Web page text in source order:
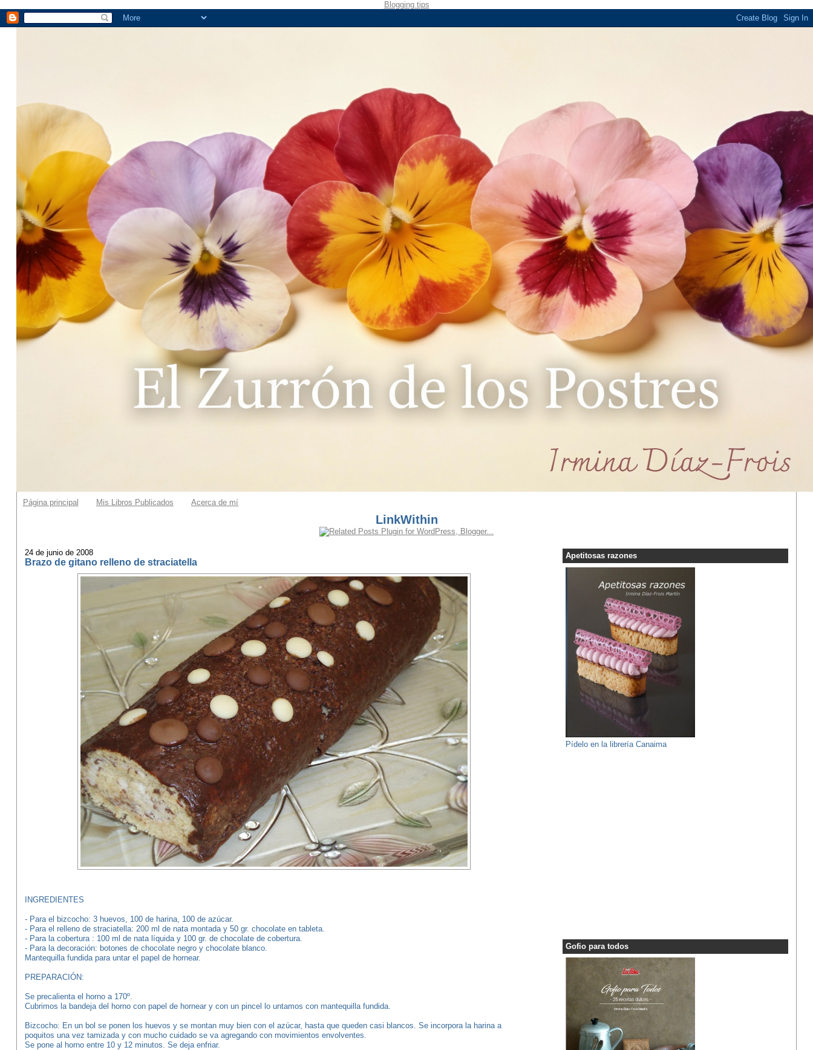
Blogging tips
Página principal Mis Libros Publicados Acerca de mí
LinkWithin
24 de junio de 2008
Brazo de gitano relleno de straciatella
INGREDIENTES
- Para el bizcocho: 3 huevos, 100 de harina, 100 de azúcar.
- Para el relleno de straciatella: 200 ml de nata montada y 50 gr. chocolate en tableta.
- Para la cobertura : 100 ml de nata líquida y 100 gr. de chocolate de cobertura.
- Para la decoración: botones de chocolate negro y chocolate blanco.
Mantequilla fundida para untar el papel de hornear.
PREPARACIÓN:
Se precalienta el horno a 170º.
Cubrimos la bandeja del horno con papel de hornear y con un pincel lo untamos con mantequilla fundida.
Bizcocho: En un bol se ponen los huevos y se montan muy bien con el azúcar, hasta que queden casi blancos. Se incorpora la harina a
poquitos una vez tamizada y con mucho cuidado se va agregando con movimientos envolventes.
Se pone al horno entre 10 y 12 minutos. Se deja enfriar.
Apetitosas razones
Pídelo en la librería Canaima
Gofio para todos